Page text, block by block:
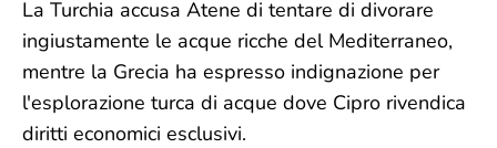
La Turchia accusa Atene di tentare di divorare
ingiustamente le acque ricche del Mediterraneo,
mentre la Grecia ha espresso indignazione per
l'esplorazione turca di acque dove Cipro rivendica
diritti economici esclusivi.